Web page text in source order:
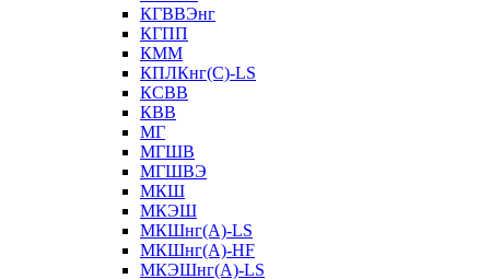
КГВВЭнг
КГПП
КММ
КПЛКнг(C)-LS
КСВВ
КВВ
МГ
МГШВ
МГШВЭ
МКШ
МКЭШ
МКШнг(А)-LS
МКШнг(А)-HF
МКЭШнг(А)-LS